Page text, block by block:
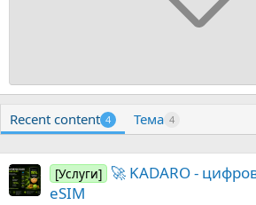
Recent content 4 Тема 4
[Услуги] 🚀 KADARO -
eSIM